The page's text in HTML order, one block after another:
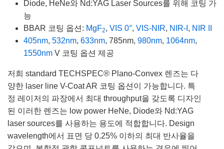
Diode, HeNe와 Nd:YAG Laser Sources를 위해 코팅 가
능
BBAR 코팅 옵션: MgF2, VIS 0°, VIS-NIR, NIR-I , NIR II
405nm, 532nm, 633nm, 785nm, 980nm, 1064nm,
1550nm V 코팅 옵션 제공
저희 standard TECHSPEC® Plano-Convex 렌즈는 다
양한 laser line V-Coat AR 코팅 옵션이 가능합니다. 특
정 레이저의 파장에서 최대 throughput을 갖도록 디자인
된 이러한 렌즈는 low power HeNe, Diode와 Nd:YAG
laser sources를 사용하는 용도에 적합합니다. Design
wavelength에서 표면 당 0.25% 이하의 최대 반사율을